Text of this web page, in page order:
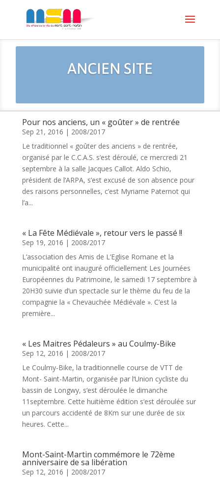
ANCIEN SITE
Pour nos anciens, un « goûter » de rentrée
Sep 21, 2016 | 2008/2017
Le traditionnel « goûter des anciens » de rentrée,
organisé par le C.C.A.S. s‘est déroulé, ce mercredi 21
septembre à la salle Jacques Callot. Aldo Schio,
président de l‘ARPA, s’est excusé de son absence pour
des raisons personnelles, c’est Myriame Paternot qui
l’a...
« La Fête Médiévale », retour vers le passé !!
Sep 19, 2016 | 2008/2017
L’association des Amis de L’Eglise Romane et la
municipalité ont inauguré officiellement Les Journées
Européennes du Patrimoine, le samedi 17 septembre à
20H30 suivie d’un spectacle sur le thème du feu de la
compagnie la « Chevauchée Médiévale ». C’est la
première...
« Les Maitres Pédaleurs » au Coulmy-Bike
Sep 12, 2016 | 2008/2017
Le Coulmy-Bike, la traditionnelle course de VTT de
Mont- Saint-Martin, organisée par l‘Union cycliste du
bassin de Longwy, s‘est déroulée le dimanche
11septembre. Cette huitième édition s‘est déroulée sur
un parcours accidenté de 8Km sur une durée de six
heures. Cette...
Mont-Saint-Martin commémore le 72ème
anniversaire de sa libération
Sep 12, 2016 | 2008/2017